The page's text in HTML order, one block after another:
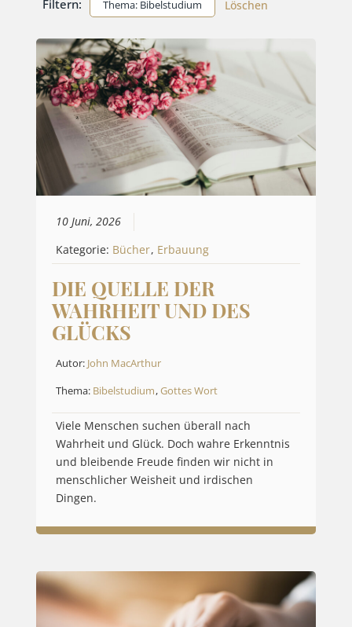
Filtern: Thema: Bibelstudium Löschen
10 Juni, 2026
Kategorie: Bücher, Erbauung
DIE QUELLE DER
WAHRHEIT UND DES
GLÜCKS
Autor: John MacArthur
Thema: Bibelstudium,Gottes Wort
Viele Menschen suchen überall nach
Wahrheit und Glück. Doch wahre Erkenntnis
und bleibende Freude finden wir nicht in
menschlicher Weisheit und irdischen
Dingen.